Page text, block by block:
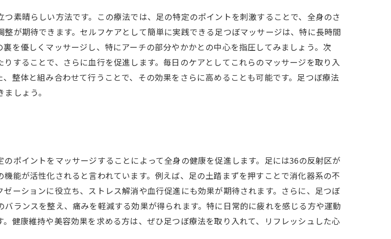
素晴らしい方法です。この療法では、足の特定のポイントを刺激することで、全身のさ
が期待できます。セルフケアとして簡単に実践できる足つぼマッサージは、特に長時間
を優しくマッサージし、特にアーチの部分やかかとの中心を指圧してみましょう。次
することで、さらに血行を促進します。毎日のケアとしてこれらのマッサージを取り入
整体と組み合わせて行うことで、その効果をさらに高めることも可能です。足つぼ療法
しょう。
ポイントをマッサージすることによって全身の健康を促進します。足には36の反射区が
能が活性化されると言われています。例えば、足の土踏まずを押すことで消化器系の不
ーションに役立ち、ストレス解消や血行促進にも効果が期待されます。さらに、足つぼ
ランスを整え、痛みを軽減する効果が得られます。特に日常的に疲れを感じる方や運動
健康維持や美容効果を求める方は、ぜひ足つぼ療法を取り入れて、リフレッシュした心